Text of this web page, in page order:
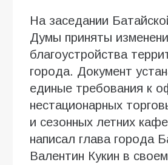
На заседании
Думы приняты
благоустройства
города. Документ
единые требования к
нестационарных
и сезонных летних
написал глава города
Валентин Кукин в